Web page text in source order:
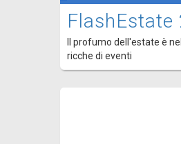
FlashEstate
Il profumo dell'estate è
ricche di eventi